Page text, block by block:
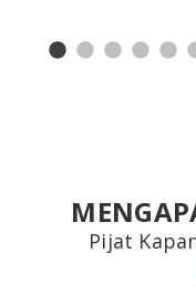
Pijat